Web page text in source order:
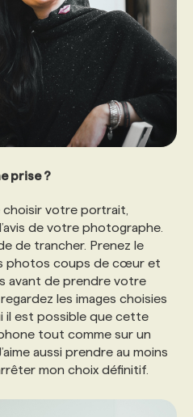
prise ?
choisir votre portrait,
de votre photographe.
de trancher. Prenez le
photos coups de cœur et
avant de prendre votre
les images choisies
il est possible que cette
tout comme sur un
aussi prendre au moins
mon choix définitif.